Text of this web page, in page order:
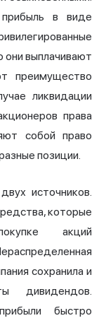
в виде
выплачивают
преимущество
ликвидации
права
собой право
позиции.
источников.
которые
акций
сохранила и
дивидендов.
быстро